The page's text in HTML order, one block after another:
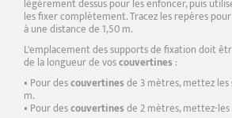
légèrement dessus pour les enfoncer, puis
les fixer complètement. Tracez les repères
à une distance de 1,50 m.
L'emplacement des supports de fixation doit
de la longueur de voscouvertines :
Pour descouvertinesde 3 mètres, mettez
m.
Pour descouvertinesde 2 mètres, mettez-